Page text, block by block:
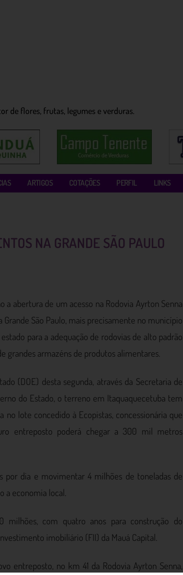
de flores, frutas, legumes e verduras.
ARTIGOS COTAÇÕES PERFIL LINKS
NA GRANDE SÃO PAULO
a abertura de um acesso na Rodovia Ayrton Senna
São Paulo, mais precisamente no município
para a adequação de rodovias de alto padrão
grandes armazéns de produtos alimentares.
(DOE) desta segunda, através da Secretaria de
do Estado, o terreno em Itaquaquecetuba tem
lote concedido à Ecopistas, concessionária que
entreposto poderá chegar a 300 mil metros
por dia e movimentar 4 milhões de toneladas de
a economia local.
com quatro anos para construção do
imobiliário (FII) da Mauá Capital.
entreposto, no km 41 da Rodovia Ayrton Senna,